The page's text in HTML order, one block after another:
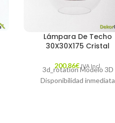
Lámpara De Techo
30X30X175 Cristal
200,86€ IVA Incl.
3d_rotation Modelo 3D
Disponibilidad inmediata